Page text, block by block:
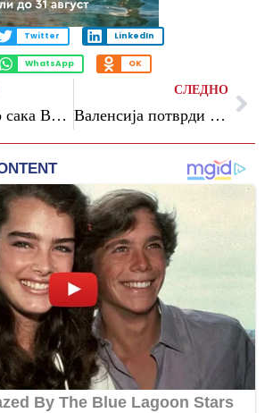
Twitter LinkedIn
WhatsApp OK
Тотенхем го сака Ван Хеке – Брајтон бара 80 милиони евра
СЛЕДНО
Валенсија потврди дека го продолжи договорот со Димитириевски